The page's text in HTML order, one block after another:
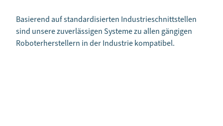
Basierend auf standardisierten Industrieschnittstellen
sind unsere zuverlässigen Systeme zu allen gängigen
Roboterherstellern in der Industrie kompatibel.